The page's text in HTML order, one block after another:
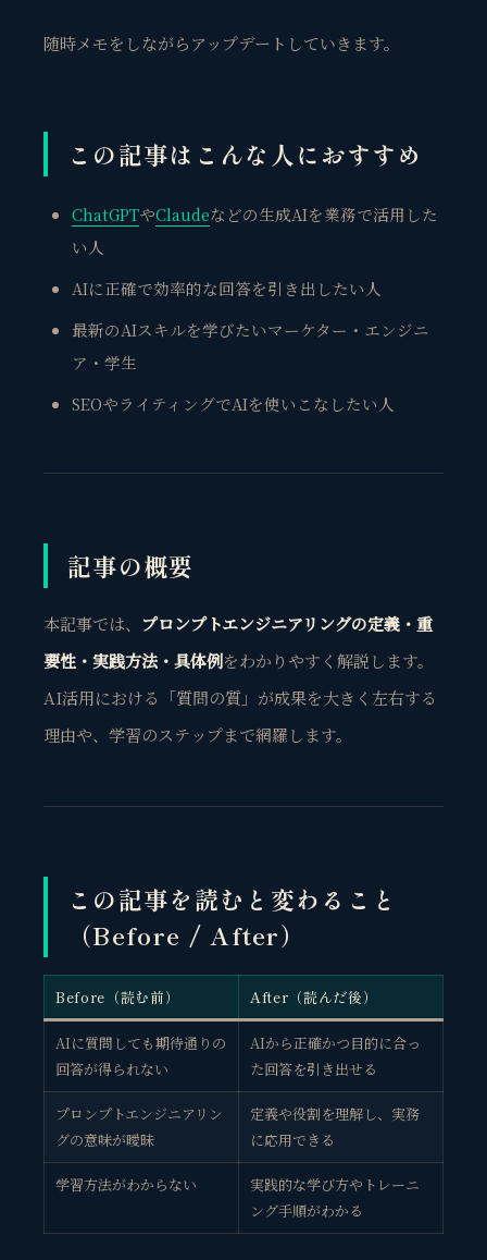
随時メモをしながらアップデートしていきます。
この記事はこんな人におすすめ
ChatGPTやClaudeなどの生成AIを業務で活用した
い人
AIに正確で効率的な回答を引き出したい人
最新のAIスキルを学びたいマーケター・エンジニ
ア・学生
SEOやライティングでAIを使いこなしたい人
記事の概要
本記事では、 プロンプトエンジニアリングの定義・重
要性・実践方法・具体例をわかりやすく解説します。
AI活用における「質問の質」が成果を大きく左右する
理由や、学習のステップまで網羅します。
この記事を読むと変わること
（Before / After）
Before（読む前） After（読んだ後）
AIに質問しても期待通りの
回答が得られない
AIから正確かつ目的に合っ
た回答を引き出せる
プロンプトエンジニアリン
グの意味が曖昧
定義や役割を理解し、実務
に応用できる
学習方法がわからない
実践的な学び方やトレーニ
ング手順がわかる